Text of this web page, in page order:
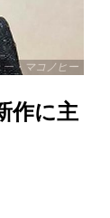
ー・マコノヒー
作に主